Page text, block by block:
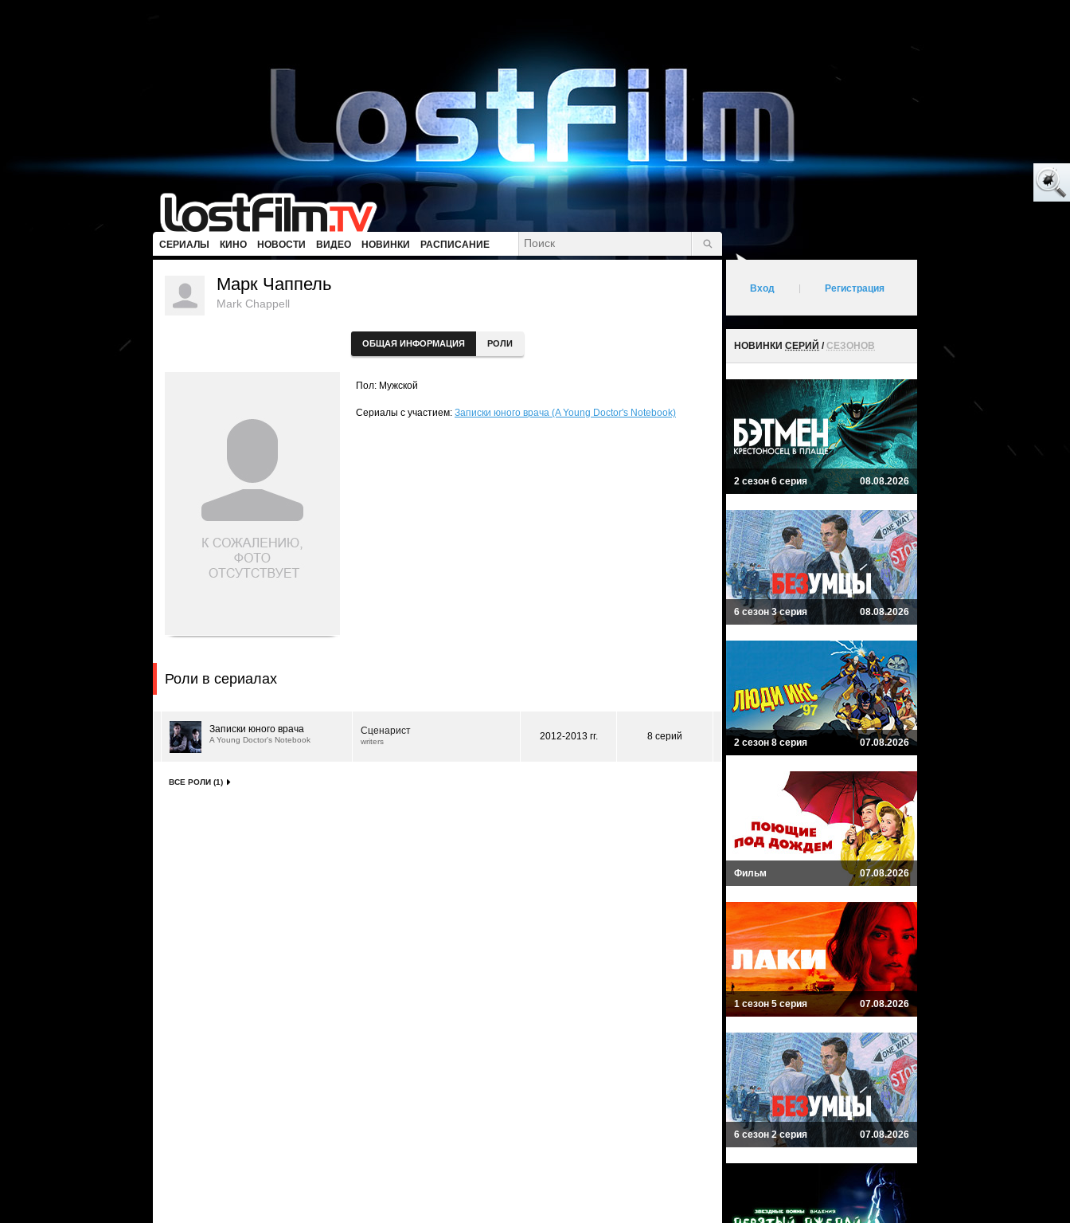
СЕРИАЛЫ КИНО НОВОСТИ ВИДЕО НОВИНКИ РАСПИСАНИЕ
Марк Чаппель
Mark Chappell
ОБЩАЯ ИНФОРМАЦИЯ РОЛИ
Пол: Мужской
Сериалы с участием: Записки юного врача (A Young Doctor's Notebook)
Роли в сериалах
Записки юного врача
A Young Doctor's Notebook
Сценарист
writers 2012-2013 гг. 8 серий
ВСЕ РОЛИ (1)
Вход Регистрация
НОВИНКИ СЕРИЙ /СЕЗОНОВ
2 сезон 6 серия 08.08.2026
6 сезон 3 серия 08.08.2026
2 сезон 8 серия 07.08.2026
Фильм 07.08.2026
1 сезон 5 серия 07.08.2026
6 сезон 2 серия 07.08.2026